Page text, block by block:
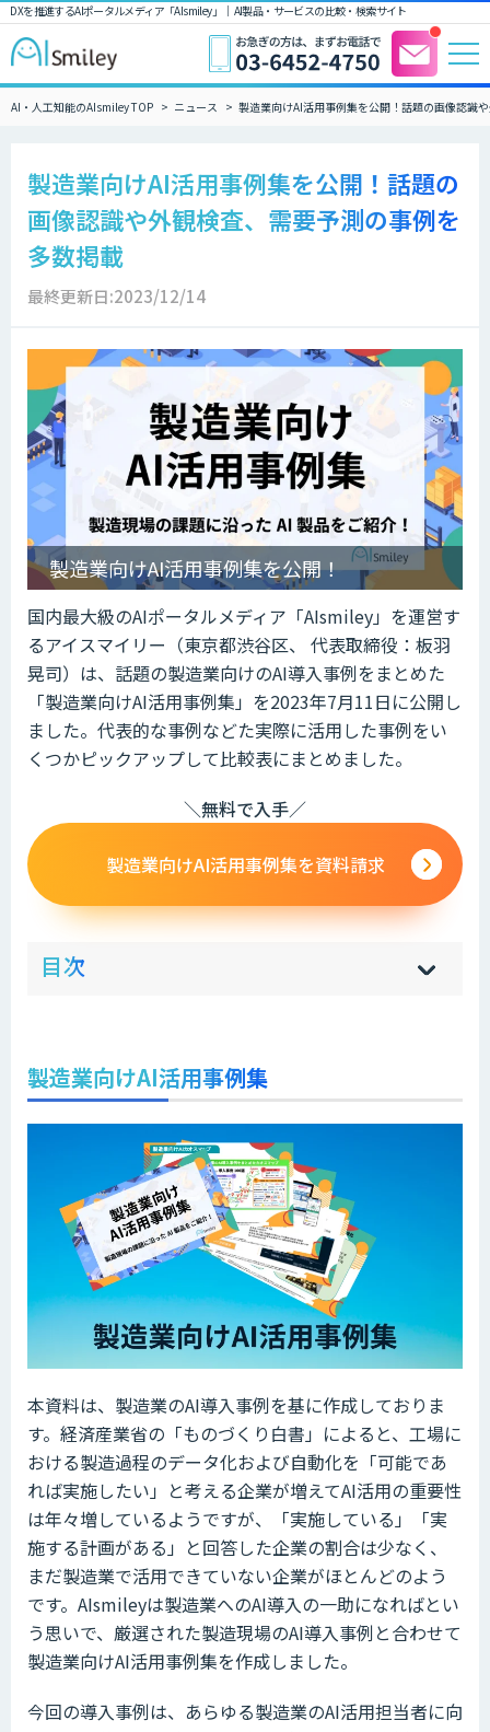
DXを推進するAIポータルメディア「AIsmiley」｜ AI製品・サービスの比較・検索サイト
AI・人工知能のAIsmiley TOP ニュース 製造業向けAI活用事例集を公開！話題の画像認識
製造業向けAI活用事例集を公開！話題の
画像認識や外観検査、需要予測の事例を
多数掲載
最終更新日:2023/12/14
製造業向けAI活用事例集を公開！
国内最大級のAIポータルメディア「AIsmiley」を運営す
るアイスマイリー（東京都渋谷区、 代表取締役：板羽
晃司）は、話題の製造業向けのAI導入事例をまとめた
「製造業向けAI活用事例集」を2023年7月11日に公開し
ました。代表的な事例などた実際に活用した事例をい
くつかピックアップして比較表にまとめました。
＼無料で入手／
製造業向けAI活用事例集を資料請求
目次 hi
]
sh
]
製造業向けAI活用事例集
本資料は、製造業のAI導入事例を基に作成しておりま
す。経済産業省の「ものづくり白書」によると、工場に
おける製造過程のデータ化および自動化を「可能であ
れば実施したい」と考える企業が増えてAI活用の重要性
は年々増しているようですが、「実施している」「実
施する計画がある」と回答した企業の割合は少なく、
まだ製造業で活用できていない企業がほとんどのよう
です。AIsmileyは製造業へのAI導入の一助になればとい
う思いで、厳選された製造現場のAI導入事例と合わせて
製造業向けAI活用事例集を作成しました。
今回の導入事例は、あらゆる製造業のAI活用担当者に向